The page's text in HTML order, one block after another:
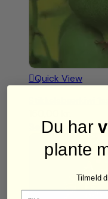
Quick View
Se mere
Du har
plante
Tilmeld